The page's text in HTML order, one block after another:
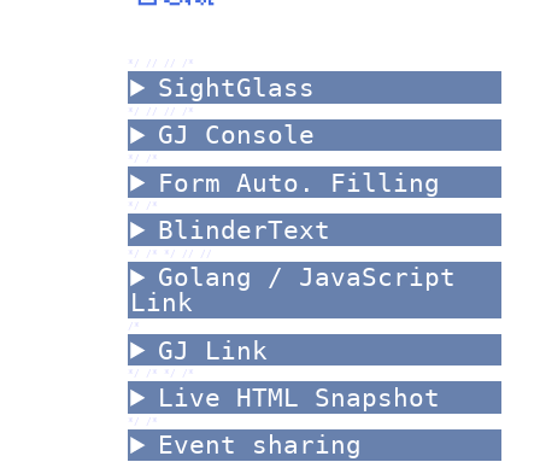
*/ // // /*
SightGlass
*/ // // /*
GJ Console
*/ /*
Form Auto. Filling
*/ /*
BlinderText
*/ /* */ // //
Golang / JavaScript
Link
/*
GJ Link
*/ /* */ /*
Live HTML Snapshot
*/ /*
Event sharing